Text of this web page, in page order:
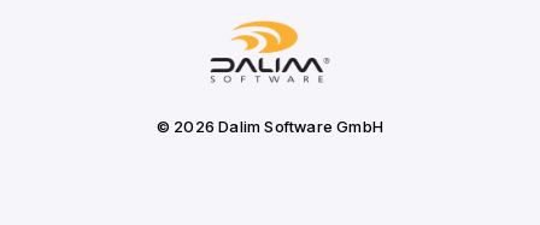
© 2026 Dalim Software GmbH